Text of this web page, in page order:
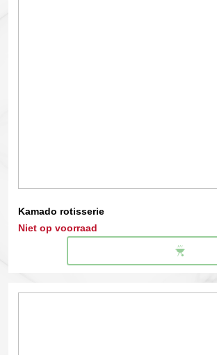
Kamado rotisserie
Niet op voorraad